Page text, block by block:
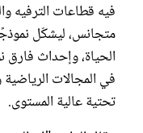
فيه قطاعات الترفيه
متجانس، ليشكّل
الحياة، وإحداث فارق
في المجالات الرياضية
تحتية عالية المستوى.